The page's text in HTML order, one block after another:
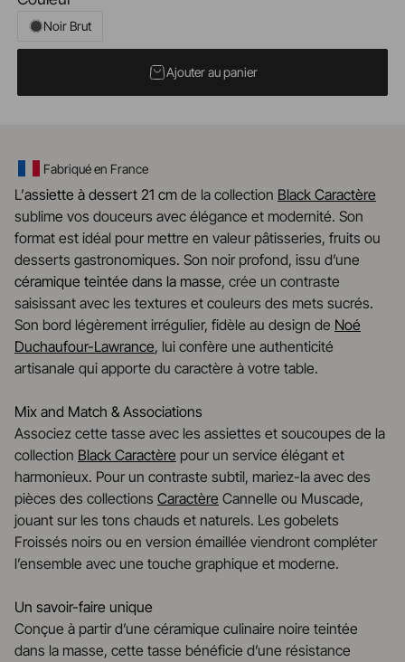
Noir Brut
Ajouter au panier
Fabriqué en France
L’assiette à dessert 21 cm de la collection Black Caractère
sublime vos douceurs avec élégance et modernité. Son
format est idéal pour mettre en valeur pâtisseries, fruits ou
desserts gastronomiques. Son noir profond, issu d’une
céramique teintée dans la masse, crée un contraste
saisissant avec les textures et couleurs des mets sucrés.
Son bord légèrement irrégulier, fidèle au design de Noé
Duchaufour-Lawrance, lui confère une authenticité
artisanale qui apporte du caractère à votre table.
Mix and Match & Associations
Associez cette tasse avec les assiettes et soucoupes de la
collection Black Caractère pour un service élégant et
harmonieux. Pour un contraste subtil, mariez-la avec des
pièces des collections Caractère Cannelle ou Muscade,
jouant sur les tons chauds et naturels. Les gobelets
Froissés noirs ou en version émaillée viendront compléter
l’ensemble avec une touche graphique et moderne.
Un savoir-faire unique
Conçue à partir d’une céramique culinaire noire teintée
dans la masse, cette tasse bénéficie d’une résistance